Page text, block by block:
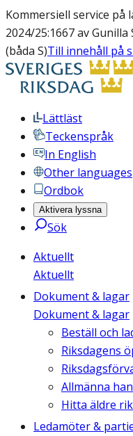
Kommersiell service på
2024/25:1667 av
(båda S)Till innehåll på
Lättläst
Teckenspråk
In English
Other languages
Ordbok
Aktivera lyssna
Sök
Aktuellt
Aktuellt
Dokument & lagar
Dokument & lagar
Beställ och
Riksdagens
Allmänna
Hitta äldre
Ledamöter &